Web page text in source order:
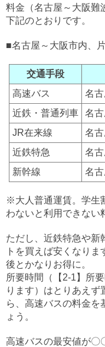
料金（名古屋～大阪難
下記のとおりです。
■名古屋～大阪市内、
交通手段
高速バス
名
近鉄・普通列車
名
JR在来線
名
近鉄特急
名
新幹線
名
※大人普通運賃。学生
わないと利用できない
ただし、近鉄特急や新
トを買えば安くなり
後とかなりお得に。
所要時間（【2-1】所
ります）はとりあえず
ら、高速バスの料金を
ょう。
高速バスの最安値が〇